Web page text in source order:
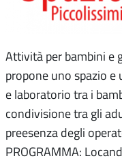
Attività per bambini e
propone uno spazio e
e laboratorio tra i
condivisione tra gli
preesenza degli
PROGRAMMA: